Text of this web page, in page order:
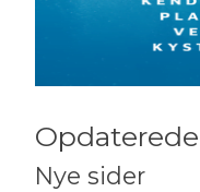
Opdaterede
Nye sider